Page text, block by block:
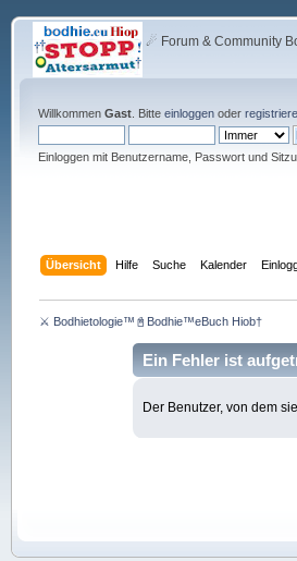
☄ Forum & Community
Willkommen Gast. Bitte einloggenoder
Einloggen mit Benutzername, Passwort und
Übersicht Hilfe Suche Kalender
⚔ Bodhietologie™📓Bodhie™eBuch Hiob†
Ein Fehler ist
Der Benutzer, von dem